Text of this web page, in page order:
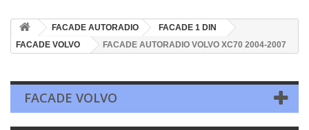
FACADE AUTORADIO
FACADE 1 DIN
FACADE VOLVO
FACADE AUTORADIO VOLVO XC70 2004-2007
FACADE VOLVO